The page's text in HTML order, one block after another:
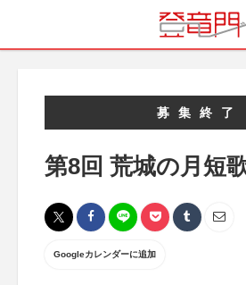
募集終了
第8回 荒城の月短
Googleカレンダーに追加